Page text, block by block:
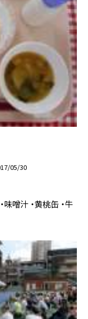
05/30
味噌汁 ・黄桃缶 ・牛